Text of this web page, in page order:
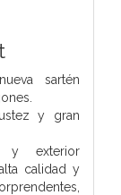
sartén
y gran
y exterior
calidad y